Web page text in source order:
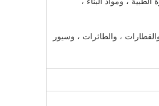
، والطائرات ، وسيور